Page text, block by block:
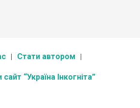
Стати автором
“Україна Інкогніта”